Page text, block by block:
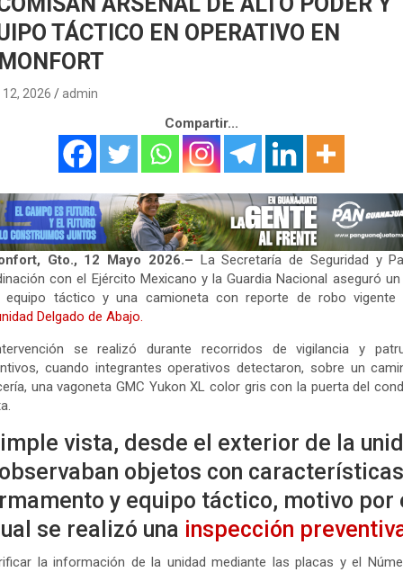
TÁCTICO EN OPERATIVO EN
2026 admin
Compartir...
Gto., 12 Mayo 2026.– La Secretaría de Seguridad y
con el Ejército Mexicano y la Guardia Nacional aseguró
equipo táctico y una camioneta con reporte de robo vigente
Delgado de Abajo.
se realizó durante recorridos de vigilancia y
cuando integrantes operativos detectaron, sobre un
una vagoneta GMC Yukon XL color gris con la puerta del
vista, desde el exterior de la
objetos con
y equipo táctico, motivo por
se realizó una inspección
la información de la unidad mediante las placas y el